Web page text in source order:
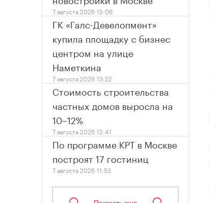
7 августа 2026 15:06
ГК «Галс-Девелопмент»
купила площадку с бизнес
центром на улице
Наметкина
7 августа 2026 13:22
Стоимость строительства
частных домов выросла на
10–12%
7 августа 2026 12:41
По программе КРТ в Москве
построят 17 гостиниц
7 августа 2026 11:53